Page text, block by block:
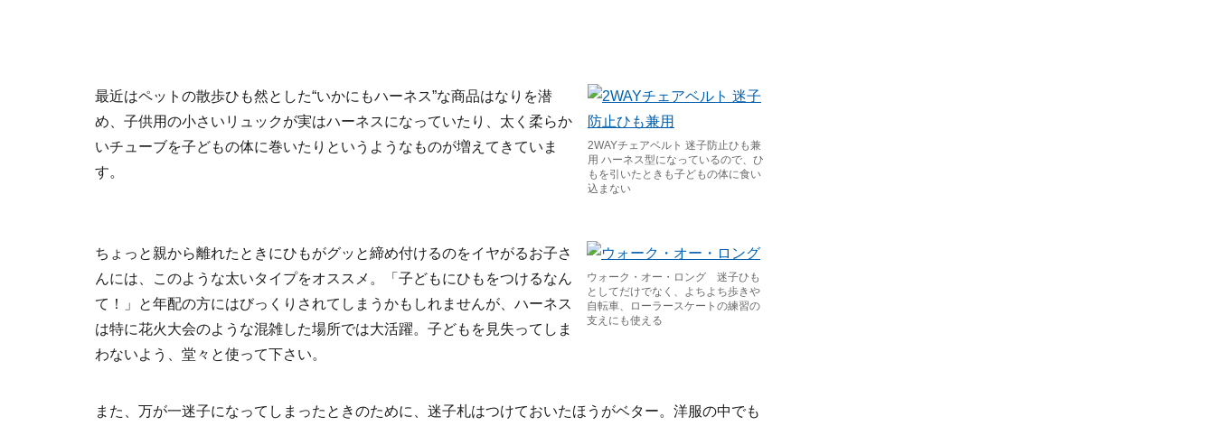
2WAYチェアベルト 迷子防止ひも兼
用 ハーネス型になっているので、ひ
もを引いたときも子どもの体に食い
込まない
最近はペットの散歩ひも然とした“いかにもハーネス”な商品はなりを潜
め、子供用の小さいリュックが実はハーネスになっていたり、太く柔らか
いチューブを子どもの体に巻いたりというようなものが増えてきていま
す。
ウォーク・オー・ロング 迷子ひも
としてだけでなく、よちよち歩きや
自転車、ローラースケートの練習の
支えにも使える
ちょっと親から離れたときにひもがグッと締め付けるのをイヤがるお子さ
んには、このような太いタイプをオススメ。「子どもにひもをつけるなん
て！」と年配の方にはびっくりされてしまうかもしれませんが、ハーネス
は特に花火大会のような混雑した場所では大活躍。子どもを見失ってしま
わないよう、堂々と使って下さい。
また、万が一迷子になってしまったときのために、迷子札はつけておいたほうがベター。洋服の中でも